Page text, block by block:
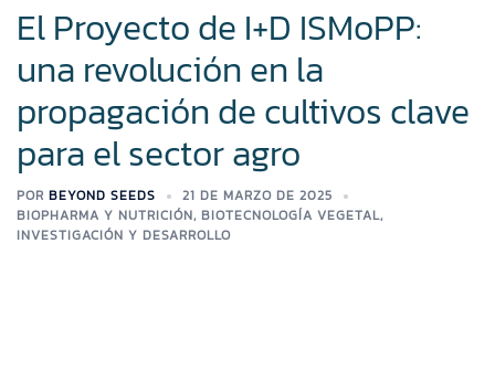
El Proyecto de I+D ISMoPP:
una revolución en la
propagación de cultivos clave
para el sector agro
POR BEYOND SEEDS
21 DE MARZO DE 2025
BIOPHARMA Y NUTRICIÓN, BIOTECNOLOGÍA VEGETAL,
INVESTIGACIÓN Y DESARROLLO